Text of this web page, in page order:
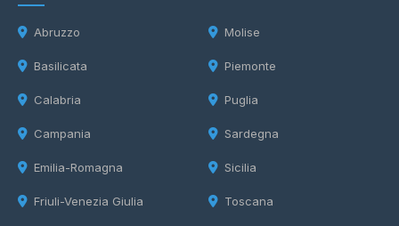
Abruzzo
Basilicata
Calabria
Campania
Emilia-Romagna
Friuli-Venezia Giulia
Molise
Piemonte
Puglia
Sardegna
Sicilia
Toscana